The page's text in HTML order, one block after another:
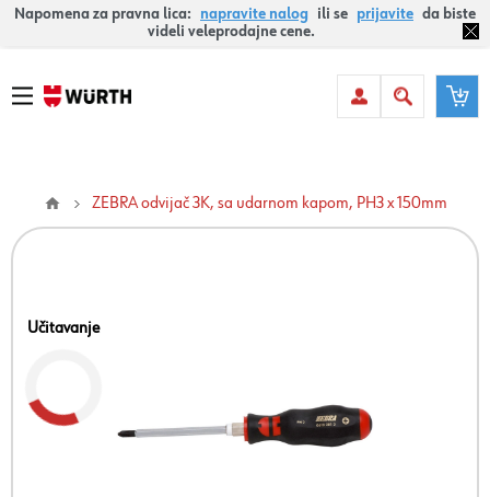
Napomena za pravna lica: napravite nalog ili se prijavite da biste
videli veleprodajne cene.
ZEBRA odvijač 3K, sa udarnom kapom, PH3 x 150mm
Učitavanje